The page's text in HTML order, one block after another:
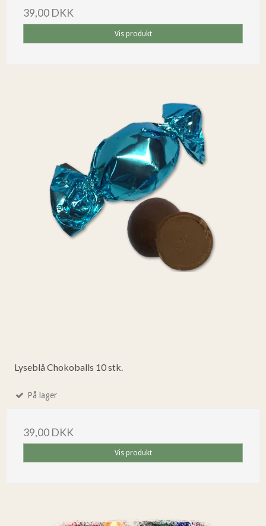
39,00 DKK
Vis produkt
Lyseblå Chokoballs 10 stk.
På lager
39,00 DKK
Vis produkt